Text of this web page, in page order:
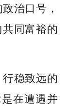
治口号，
同富裕的
稳致远的
在遭遇并